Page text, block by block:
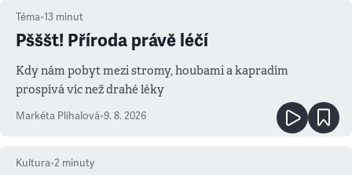
Téma•13 minut
Pšššt! Příroda právě léčí
Kdy nám pobyt mezi stromy, houbami a kapradím
prospívá víc než drahé léky
Markéta Plíhalová•9. 8. 2026
Kultura•2 minuty